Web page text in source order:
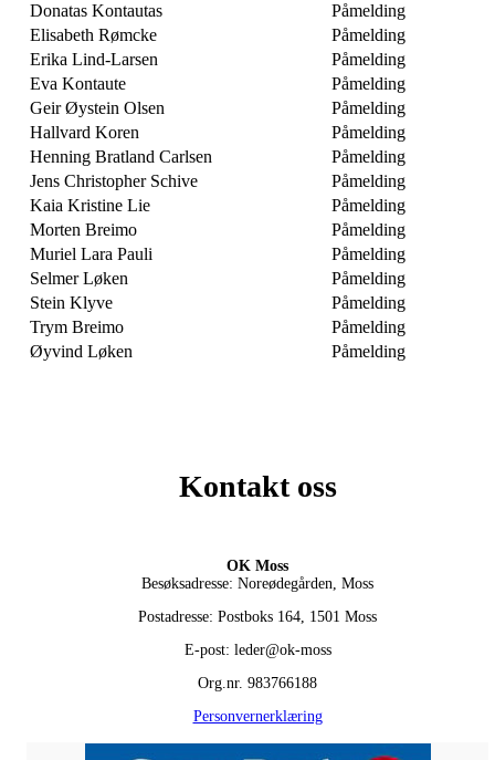
Donatas Kontautas
Påmelding
Elisabeth Rømcke
Påmelding
Erika Lind-Larsen
Påmelding
Eva Kontaute
Påmelding
Geir Øystein Olsen
Påmelding
Hallvard Koren
Påmelding
Henning Bratland Carlsen
Påmelding
Jens Christopher Schive
Påmelding
Kaia Kristine Lie
Påmelding
Morten Breimo
Påmelding
Muriel Lara Pauli
Påmelding
Selmer Løken
Påmelding
Stein Klyve
Påmelding
Trym Breimo
Påmelding
Øyvind Løken
Påmelding
Kontakt oss
OK Moss
Besøksadresse: Noreødegården, Moss
Postadresse: Postboks 164, 1501 Moss
E-post: leder@ok-moss
Org.nr. 983766188
Personvernerklæring